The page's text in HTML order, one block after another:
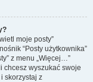
moje posty”
“Posty użytkownika”
z menu „Więcej…”
chcesz wyszukać swoje
skorzystaj z